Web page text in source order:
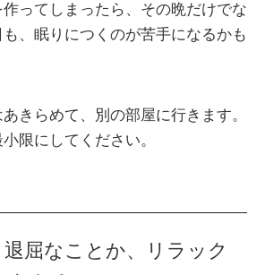
ってしまったら、その晩だけでな
、眠りにつくのが苦手になるかも
きらめて、別の部屋に行きます。
限にしてください。
屈なことか、リラック